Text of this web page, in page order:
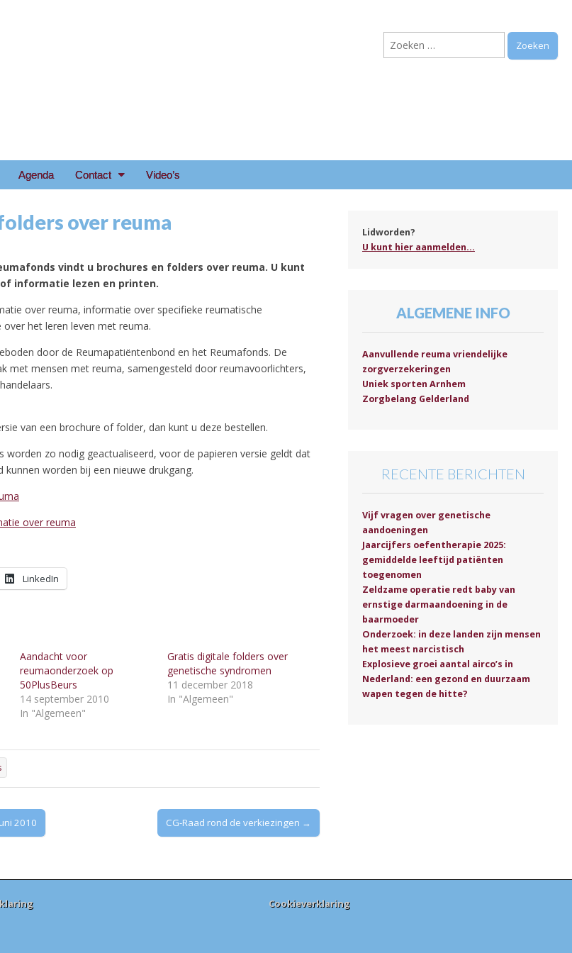
Arnhem e.o.
Zoeken
naar:
Agenda Contact Video’s
over reuma
vindt u brochures en folders over reuma. U kunt
informatie lezen en printen.
over reuma, informatie over specifieke reumatische
het leren leven met reuma.
door de Reumapatiëntenbond en het Reumafonds. De
met mensen met reuma, samengesteld door reumavoorlichters,
van een brochure of folder, dan kunt u deze bestellen.
worden zo nodig geactualiseerd, voor de papieren versie geldt dat
worden bij een nieuwe drukgang.
over reuma
LinkedIn
Aandacht voor
reumaonderzoek op
50PlusBeurs
14 september 2010
In "Algemeen"
Gratis digitale folders over
genetische syndromen
11 december 2018
In "Algemeen"
2010 CG-Raad rond de verkiezingen →
Lidworden?
U kunt hier aanmelden...
ALGEMENE INFO
Aanvullende reuma vriendelijke
zorgverzekeringen
Uniek sporten Arnhem
Zorgbelang Gelderland
RECENTE BERICHTEN
Vijf vragen over genetische
aandoeningen
Jaarcijfers oefentherapie 2025:
gemiddelde leeftijd patiënten
toegenomen
Zeldzame operatie redt baby van
ernstige darmaandoening in de
baarmoeder
Onderzoek: in deze landen zijn mensen
het meest narcistisch
Explosieve groei aantal airco’s in
Nederland: een gezond en duurzaam
wapen tegen de hitte?
Cookieverklaring